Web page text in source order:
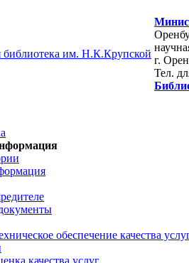
г.
Тел.
обеспечение качества
качества услуг